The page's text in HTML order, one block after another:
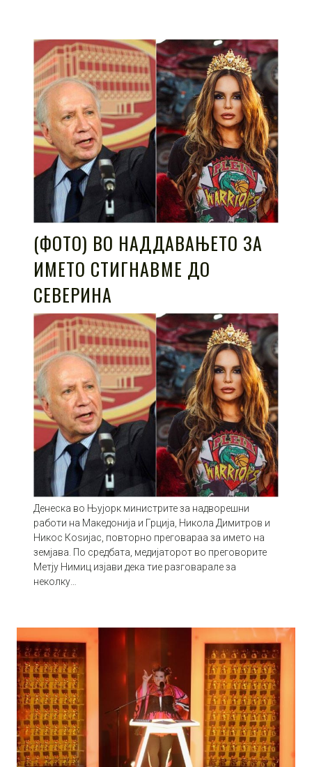
(ФОТО) ВО НАДДАВАЊЕТО ЗА
ИМЕТО СТИГНАВМЕ ДО
СЕВЕРИНА
Денеска во Њујорк министрите за надворешни
работи на Македонија и Грција, Никола Димитров и
Никос Коѕијас, повторно преговараа за името на
земјава. По средбата, медијаторот во преговорите
Метју Нимиц изјави дека тие разговарале за
неколку…